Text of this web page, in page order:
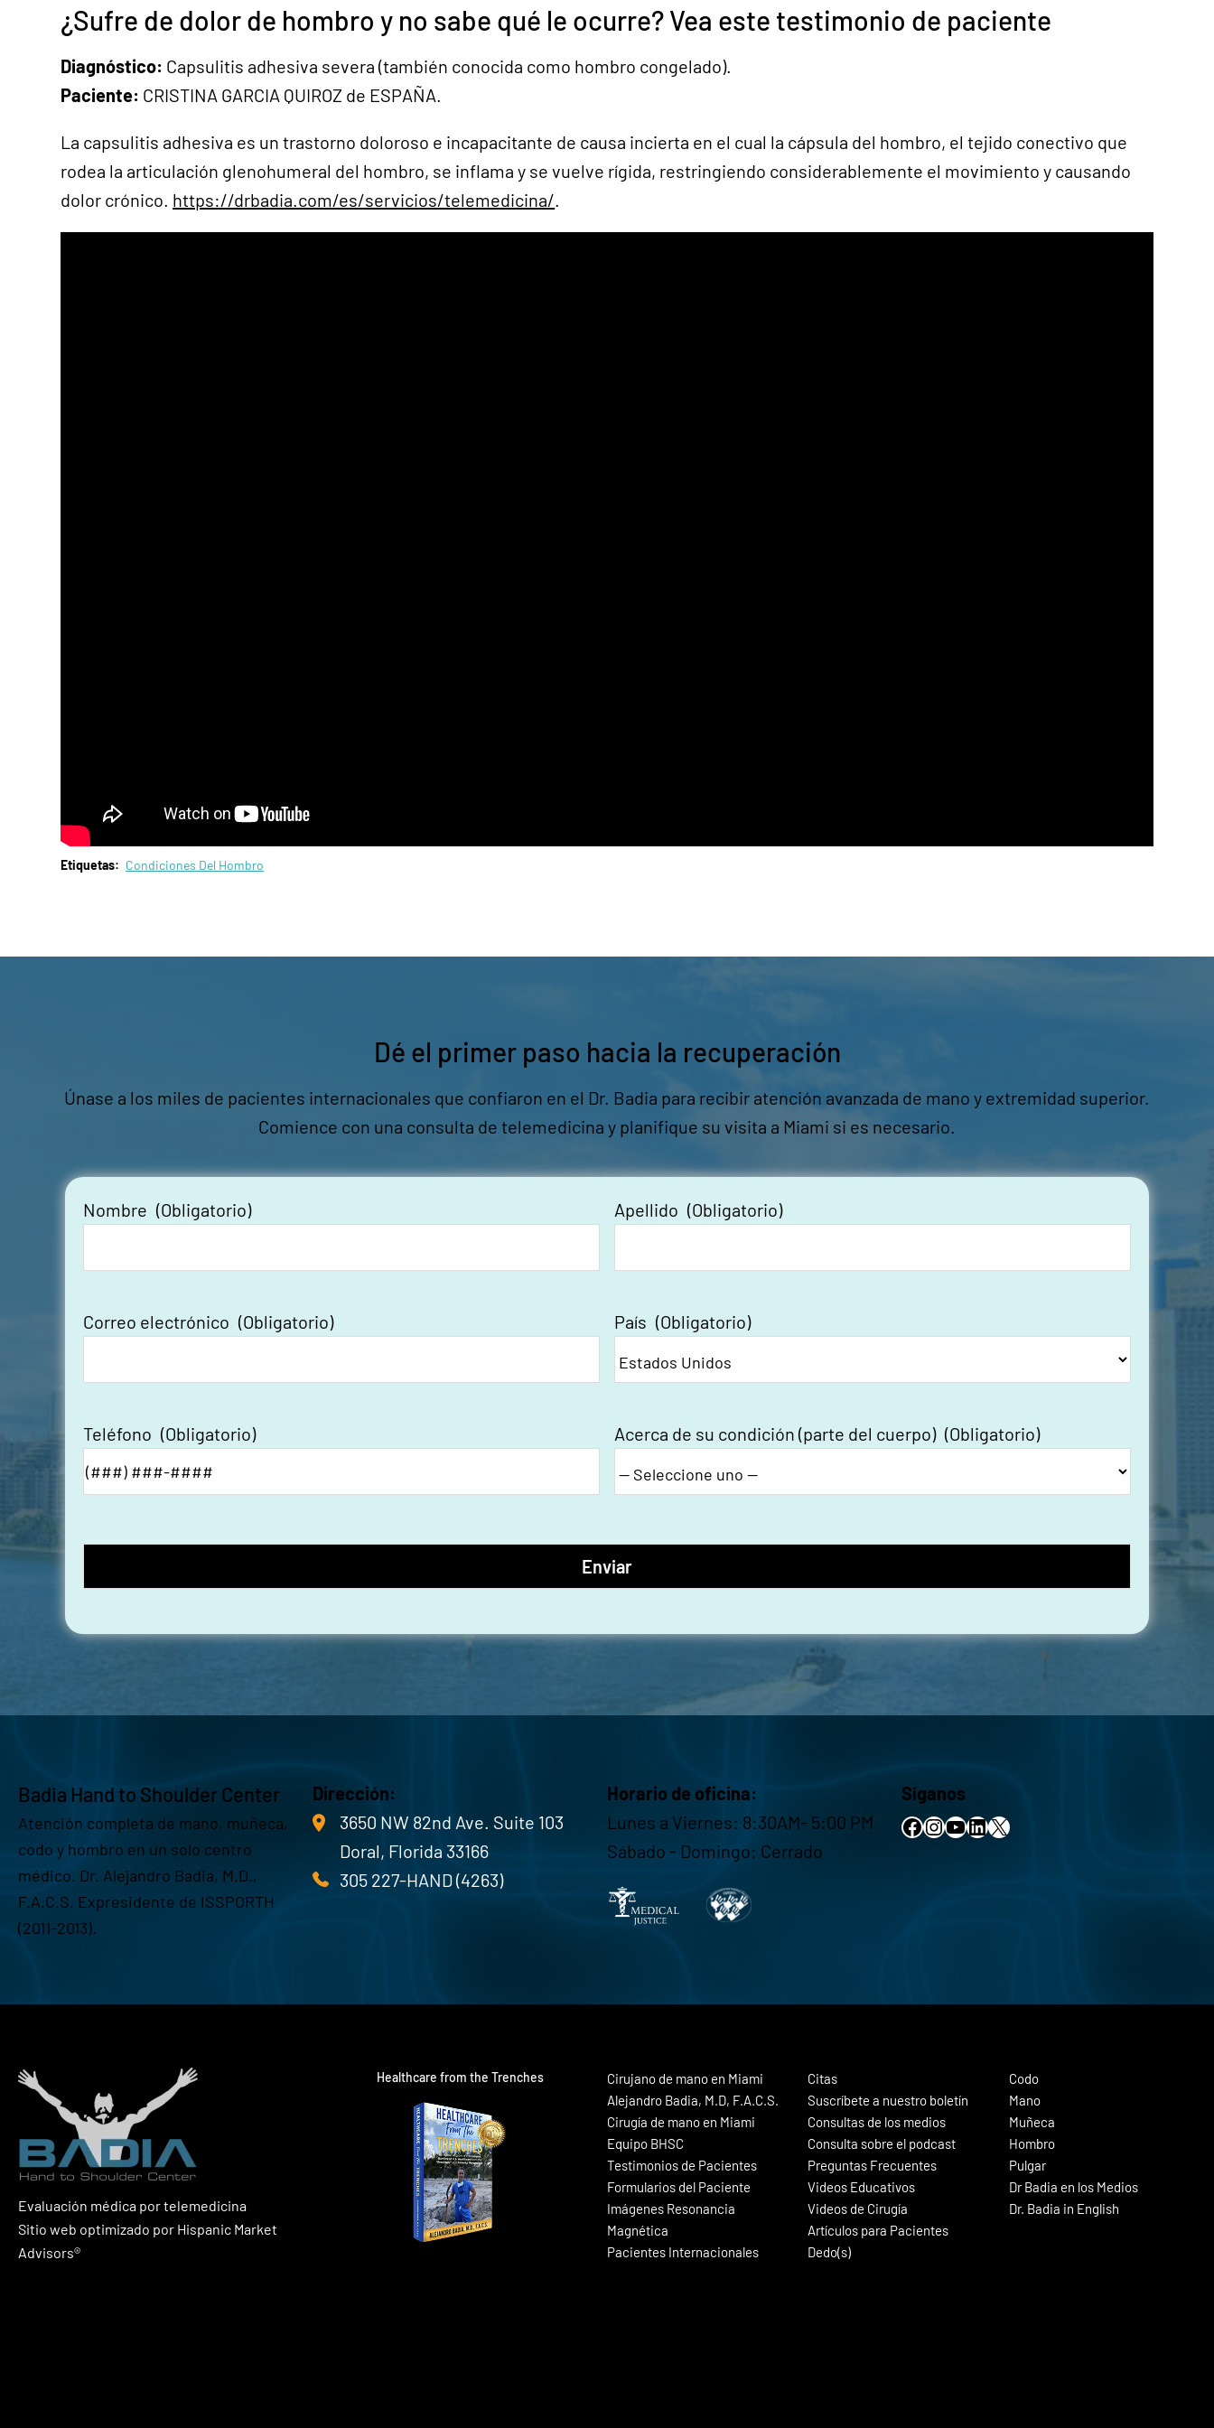
¿Sufre de dolor de hombro y no sabe qué le ocurre? Vea este testimonio de paciente
Diagnóstico: Capsulitis adhesiva severa (también conocida como hombro congelado).
Paciente: CRISTINA GARCIA QUIROZ de ESPAÑA.
La capsulitis adhesiva es un trastorno doloroso e incapacitante de causa incierta en el cual la cápsula del hombro, el tejido conectivo que
rodea la articulación glenohumeral del hombro, se inflama y se vuelve rígida, restringiendo considerablemente el movimiento y causando
dolor crónico. https://drbadia.com/es/servicios/telemedicina/.
Etiquetas: Condiciones Del Hombro
Dé el primer paso hacia la recuperación
Únase a los miles de pacientes internacionales que confiaron en el Dr. Badia para recibir atención avanzada de mano y extremidad superior.
Comience con una consulta de telemedicina y planifique su visita a Miami si es necesario.
Nombre (Obligatorio) Apellido (Obligatorio)
Correo electrónico (Obligatorio) País (Obligatorio)
Teléfono (Obligatorio) Acerca de su condición (parte del cuerpo) (Obligatorio)
Badia Hand to Shoulder Center
Atención completa de mano, muñeca,
codo y hombro en un solo centro
médico. Dr. Alejandro Badia, M.D.,
F.A.C.S. Expresidente de ISSPORTH
(2011-2013).
Dirección:
3650 NW 82nd Ave. Suite 103
Doral, Florida 33166
305 227-HAND (4263)
Horario de oficina:
Lunes a Viernes: 8:30AM- 5:00 PM
Sábado - Domingo: Cerrado
Síganos
Facebook InstagramYouTube LinkedIn X
Evaluación médica por telemedicina
Sitio web optimizado por Hispanic Market
Advisors®
Healthcare from the Trenches
Cirujano de mano en Miami
Alejandro Badia, M.D, F.A.C.S.
Cirugía de mano en Miami
Equipo BHSC
Testimonios de Pacientes
Formularios del Paciente
Imágenes Resonancia
Magnética
Pacientes Internacionales
Citas
Suscríbete a nuestro boletín
Consultas de los medios
Consulta sobre el podcast
Preguntas Frecuentes
Videos Educativos
Videos de Cirugía
Artículos para Pacientes
Dedo(s)
Codo
Mano
Muñeca
Hombro
Pulgar
Dr Badia en los Medios
Dr. Badia in English